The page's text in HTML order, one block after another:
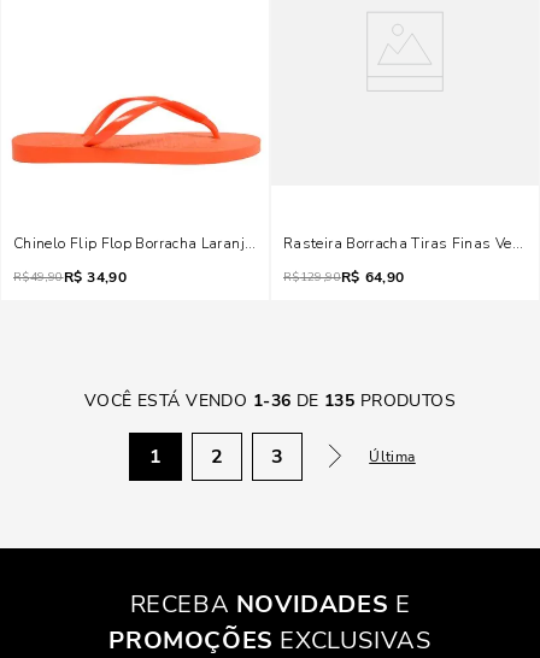
Chinelo Flip Flop Borracha Laranja Flame
R$49,90R$ 34,90
Rasteira Borracha Tiras Finas Verde
R$129,90R$ 64,90
VOCÊ ESTÁ VENDO 1-36 DE 135 PRODUTOS
1 2 3 Última
RECEBA NOVIDADES E
PROMOÇÕES EXCLUSIVAS